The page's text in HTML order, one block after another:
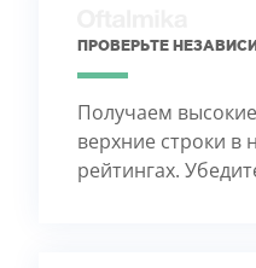
ПРОВЕРЬТЕ
Получаем
верхние строки в
рейтингах.